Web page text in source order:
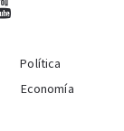
Política
Economía